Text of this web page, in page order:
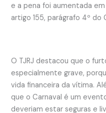
e a pena foi aumentada
artigo 155, parágrafo 4º do
O TJRJ destacou que o
especialmente grave,
vida financeira da vítima.
que o Carnaval é um
deveriam estar seguras e